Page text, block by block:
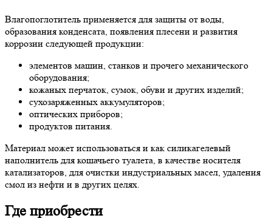
Влагопоглотитель применяется для защиты от воды,
образования конденсата, появления плесени и развития
коррозии следующей продукции:
элементов машин, станков и прочего механического
оборудования;
кожаных перчаток, сумок, обуви и других изделий;
сухозаряженных аккумуляторов;
оптических приборов;
продуктов питания.
Материал может использоваться и как силикагелевый
наполнитель для кошачьего туалета, в качестве носителя
катализаторов, для очистки индустриальных масел, удаления
смол из нефти и в других целях.
Где приобрести